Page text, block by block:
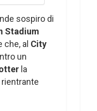
sospiro di
Stadium
che, al City
un
la